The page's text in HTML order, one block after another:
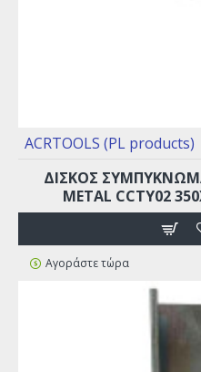
ACRTOOLS (PL products)
ΔΊΣΚΟΣ
METAL CCTY02
Αγοράστε τώρα